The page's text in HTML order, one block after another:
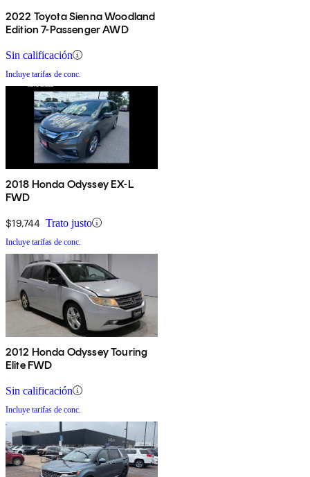
2022 Toyota Sienna Woodland
Edition 7-Passenger AWD
Sin calificación
Incluye tarifas de conc.
2018 Honda Odyssey EX-L
FWD
$19,744 Trato justo
Incluye tarifas de conc.
2012 Honda Odyssey Touring
Elite FWD
Sin calificación
Incluye tarifas de conc.